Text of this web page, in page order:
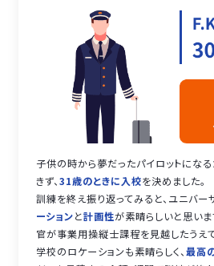
子供の時から夢だったパイロットにな
きず、31歳のときに入校を決めました。
訓練を終え振り返ってみると、ユニバー
ーションと計画性が素晴らしいと思い
官が事業用操縦士課程を見越したうえで
学校のロケーションも素晴らしく、最高